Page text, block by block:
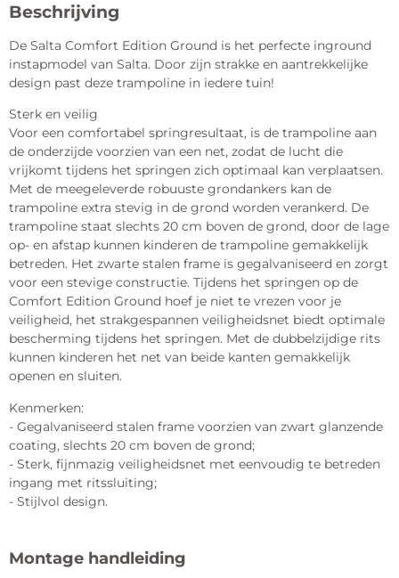
Beschrijving
De Salta Comfort Edition Ground is het perfecte inground
instapmodel van Salta. Door zijn strakke en aantrekkelijke
design past deze trampoline in iedere tuin!
Sterk en veilig
Voor een comfortabel springresultaat, is de trampoline aan
de onderzijde voorzien van een net, zodat de lucht die
vrijkomt tijdens het springen zich optimaal kan verplaatsen.
Met de meegeleverde robuuste grondankers kan de
trampoline extra stevig in de grond worden verankerd. De
trampoline staat slechts 20 cm boven de grond, door de lage
op- en afstap kunnen kinderen de trampoline gemakkelijk
betreden. Het zwarte stalen frame is gegalvaniseerd en zorgt
voor een stevige constructie. Tijdens het springen op de
Comfort Edition Ground hoef je niet te vrezen voor je
veiligheid, het strakgespannen veiligheidsnet biedt optimale
bescherming tijdens het springen. Met de dubbelzijdige rits
kunnen kinderen het net van beide kanten gemakkelijk
openen en sluiten.
Kenmerken:
- Gegalvaniseerd stalen frame voorzien van zwart glanzende
coating, slechts 20 cm boven de grond;
- Sterk, fijnmazig veiligheidsnet met eenvoudig te betreden
ingang met ritssluiting;
- Stijlvol design.
Montage handleiding